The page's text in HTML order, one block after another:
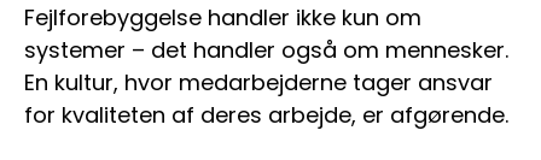
Fejlforebyggelse handler ikke kun om
systemer – det handler også om mennesker.
En kultur, hvor medarbejderne tager ansvar
for kvaliteten af deres arbejde, er afgørende.